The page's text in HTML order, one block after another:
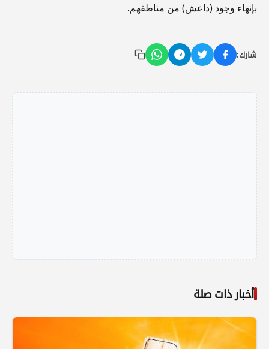
بإنهاء وجود (داعش) من مناطقهم.
شارك:
أخبار ذات صلة